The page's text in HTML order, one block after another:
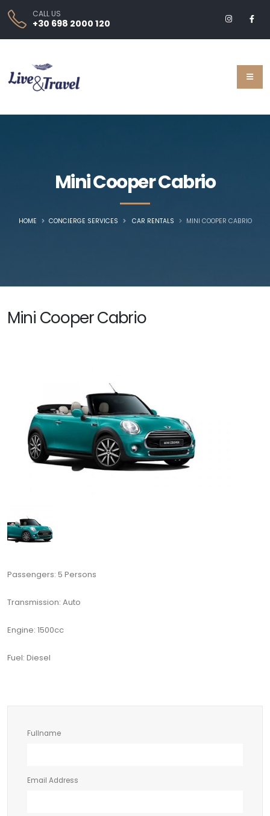
CALL US
+30 698 2000 120
Mini Cooper Cabrio
HOME CONCIERGE SERVICES CAR RENTALS MINI COOPER CABRIO
Mini Cooper Cabrio
Passengers: 5 Persons
Transmission: Auto
Engine: 1500cc
Fuel: Diesel
Fullname
Email Address